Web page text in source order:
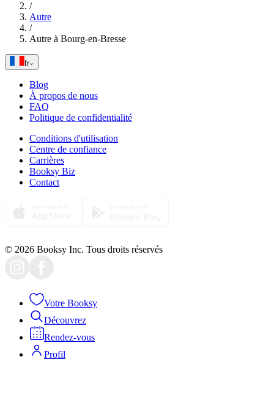
/
Autre
/
Autre à Bourg-en-Bresse
fr
Blog
À propos de nous
FAQ
Politique de confidentialité
Conditions d'utilisation
Centre de confiance
Carrières
Booksy Biz
Contact
© 2026 Booksy Inc. Tous droits réservés
Votre Booksy
Découvrez
Rendez-vous
Profil